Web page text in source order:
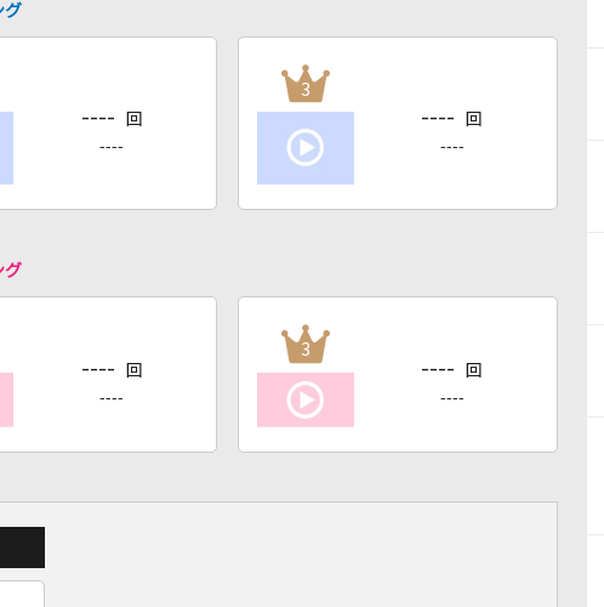
グ
---- 回
----
3
---- 回
----
グ
---- 回
----
3
---- 回
----